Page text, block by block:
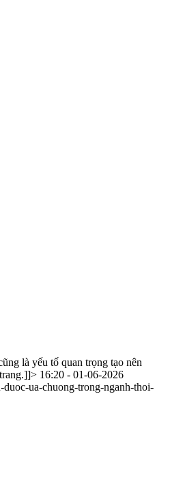
là yếu tố quan trọng tạo nên
16:20 - 01-06-2026
ua-chuong-trong-nganh-thoi-